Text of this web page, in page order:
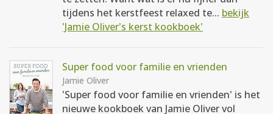
tijdens het kerstfeest relaxed te... bekijk
'Jamie Oliver's kerst kookboek'
Super food voor familie en vrienden
Jamie Oliver
'Super food voor familie en vrienden' is het
nieuwe kookboek van Jamie Oliver vol